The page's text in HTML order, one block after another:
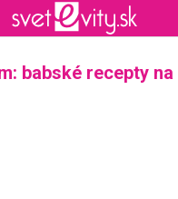
babské recepty